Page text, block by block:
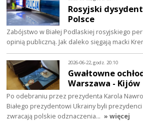
Rosyjski
Polsce
Zabójstwo w Białej Podlaskiej rosyjskiego
opinią publiczną. Jak daleko sięgają macki
2026-06-22, godz. 20:10
Gwałtowne
Warszawa - Kijów
Po odebraniu przez prezydenta Karola
Białego prezydentowi Ukrainy byli
zwracają polskie odznaczenia… » więcej